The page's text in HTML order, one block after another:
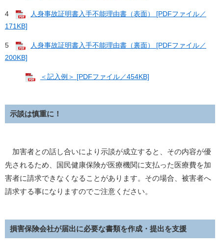
4
人身事故証明書入手不能理由書（表面） [PDFファイル／
171KB]
5
人身事故証明書入手不能理由書（裏面） [PDFファイル／
200KB]
＜記入例＞ [PDFファイル／454KB]
示談は慎重に！
加害者との話し合いにより示談が成立すると、その内容が優
先されるため、国民健康保険が医療機関に支払った医療費を加
害者に請求できなくなることがあります。その場合、被害者へ
請求する事になりますのでご注意ください。
損害保険会社が届出に必要な書類を作成・提出を支援